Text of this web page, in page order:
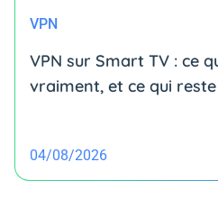
VPN
VPN sur Smart TV : ce
vraiment, et ce qui
04/08/2026